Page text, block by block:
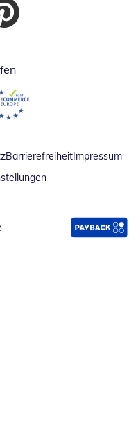
FensterFenster
in neuem Fenster
in neuem Fenster
BarrierefreiheitImpressum